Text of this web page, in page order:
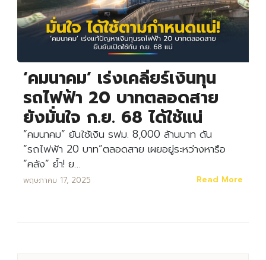
‘คมนาคม’ เร่งเคลียร์เงินทุน
รถไฟฟ้า 20 บาทตลอดสาย
ยังมั่นใจ ก.ย. 68 ได้ใช้แน่
“คมนาคม” ยันใช้เงิน รฟม. 8,000 ล้านบาท ดัน
“รถไฟฟ้า 20 บาท”ตลอดสาย เผยอยู่ระหว่างหารือ
“คลัง” ย้ำ! ย…
พฤษภาคม 17, 2025 Read More